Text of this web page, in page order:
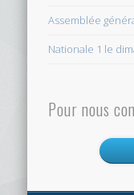
Assemblée
Nationale 1 le
Pour nous